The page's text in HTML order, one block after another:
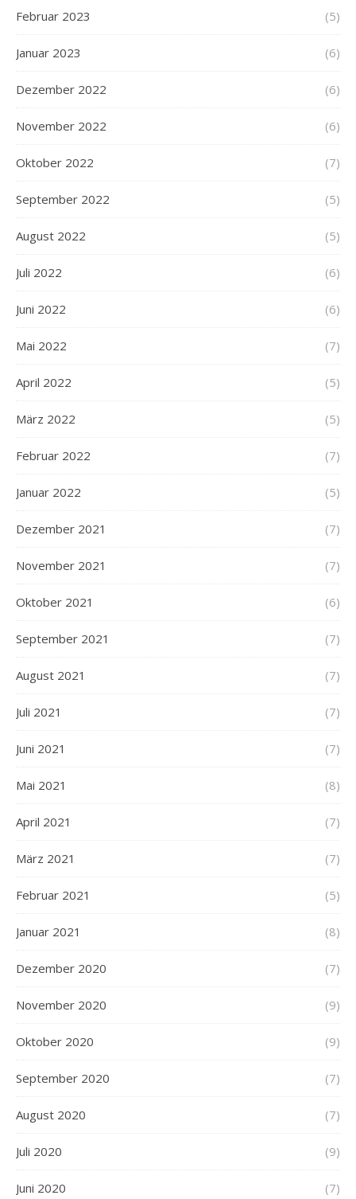
Februar 2023 (5)
Januar 2023 (6)
Dezember 2022 (6)
November 2022 (6)
Oktober 2022 (7)
September 2022 (5)
August 2022 (5)
Juli 2022 (6)
Juni 2022 (6)
Mai 2022 (7)
April 2022 (5)
März 2022 (5)
Februar 2022 (7)
Januar 2022 (5)
Dezember 2021 (7)
November 2021 (7)
Oktober 2021 (6)
September 2021 (7)
August 2021 (7)
Juli 2021 (7)
Juni 2021 (7)
Mai 2021 (8)
April 2021 (7)
März 2021 (7)
Februar 2021 (5)
Januar 2021 (8)
Dezember 2020 (7)
November 2020 (9)
Oktober 2020 (9)
September 2020 (7)
August 2020 (7)
Juli 2020 (9)
Juni 2020 (7)